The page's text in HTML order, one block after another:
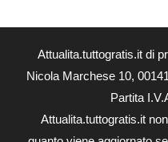
Attualita.tuttogratis.it di
Nicola Marchese 10,
Partita
Attualita.tuttogratis.it